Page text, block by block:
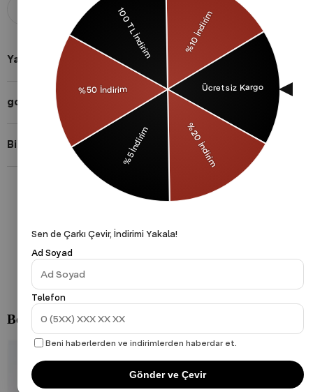
Aldığınız ürünü 14 gün içerisinde
iade edebilirsiniz.
Taksit imkanları ile herkese uygun
ödeme yöntemleri.
Yardıma mı ihtiyacın var?
gothamVibes Hakkında
Bizi Takip Et!
Sen de Çarkı Çevir, İndirimi Yakala!
Ad Soyad
Telefon
Beni haberlerden ve indirimlerden haberdar et.
Gönder ve Çevir